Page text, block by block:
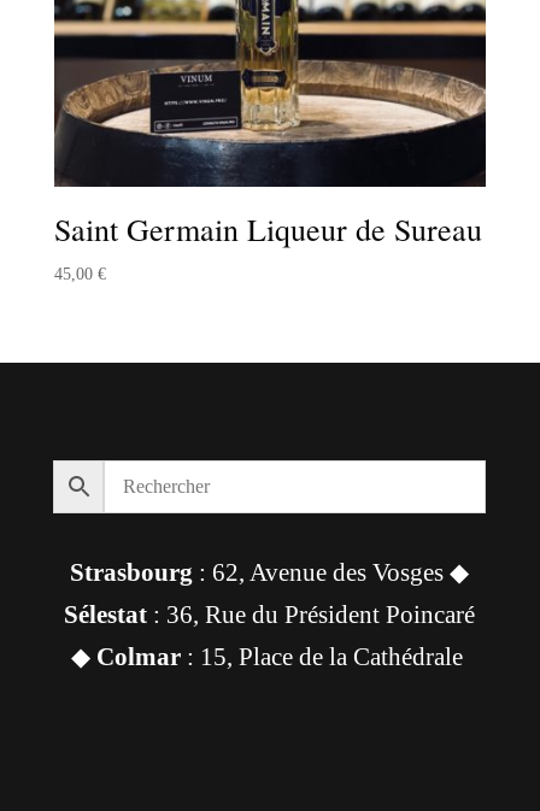
Saint Germain Liqueur de Sureau
45,00 €
Strasbourg : 62, Avenue des Vosges ◆
Sélestat : 36, Rue du Président Poincaré
◆ Colmar: 15, Place de la Cathédrale